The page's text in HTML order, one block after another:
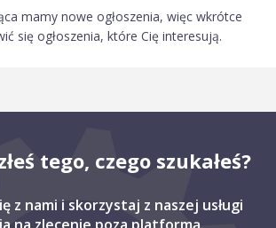
mamy nowe ogłoszenia, więc wkrótce
się ogłoszenia, które Cię interesują.
tego, czego szukałeś?
z nami i skorzystaj z naszej usługi